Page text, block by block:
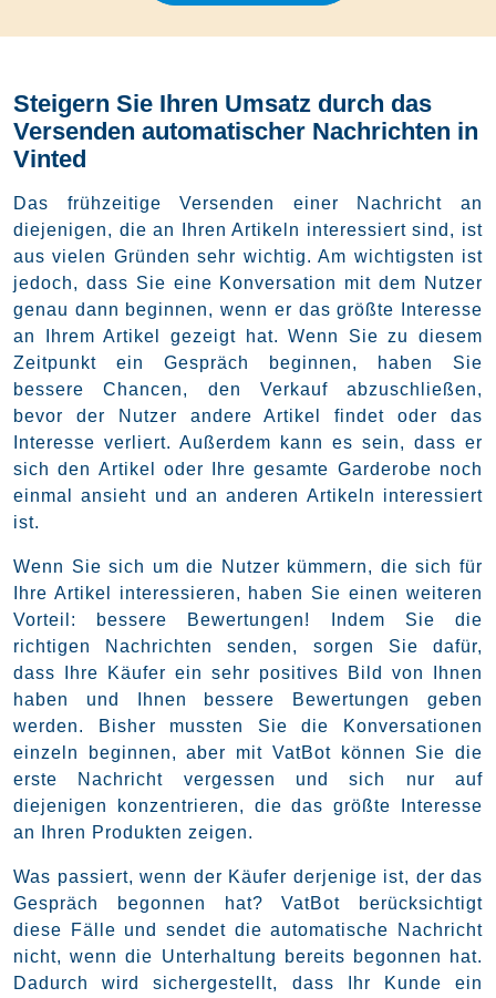
Steigern Sie Ihren Umsatz durch das
Versenden automatischer Nachrichten in
Vinted
Das frühzeitige Versenden einer Nachricht an
diejenigen, die an Ihren Artikeln interessiert sind, ist
aus vielen Gründen sehr wichtig. Am wichtigsten ist
jedoch, dass Sie eine Konversation mit dem Nutzer
genau dann beginnen, wenn er das größte Interesse
an Ihrem Artikel gezeigt hat. Wenn Sie zu diesem
Zeitpunkt ein Gespräch beginnen, haben Sie
bessere Chancen, den Verkauf abzuschließen,
bevor der Nutzer andere Artikel findet oder das
Interesse verliert. Außerdem kann es sein, dass er
sich den Artikel oder Ihre gesamte Garderobe noch
einmal ansieht und an anderen Artikeln interessiert
ist.
Wenn Sie sich um die Nutzer kümmern, die sich für
Ihre Artikel interessieren, haben Sie einen weiteren
Vorteil: bessere Bewertungen! Indem Sie die
richtigen Nachrichten senden, sorgen Sie dafür,
dass Ihre Käufer ein sehr positives Bild von Ihnen
haben und Ihnen bessere Bewertungen geben
werden. Bisher mussten Sie die Konversationen
einzeln beginnen, aber mit VatBot können Sie die
erste Nachricht vergessen und sich nur auf
diejenigen konzentrieren, die das größte Interesse
an Ihren Produkten zeigen.
Was passiert, wenn der Käufer derjenige ist, der das
Gespräch begonnen hat? VatBot berücksichtigt
diese Fälle und sendet die automatische Nachricht
nicht, wenn die Unterhaltung bereits begonnen hat.
Dadurch wird sichergestellt, dass Ihr Kunde ein